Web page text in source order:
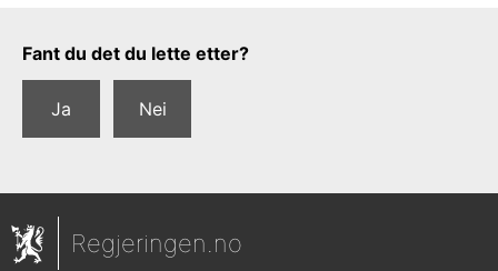
Tilbakemeldingsskjema
Fant du det du lette etter?
Ja Nei
Regjeringen.no